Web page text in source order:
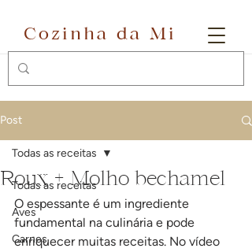
Cozinha da Mi
Post
Todas as receitas
Aves
Carnes
Todas as receitas
Roux + Molho bechamel
O espessante é um ingrediente
fundamental na culinária e pode
enriquecer muitas receitas. No vídeo